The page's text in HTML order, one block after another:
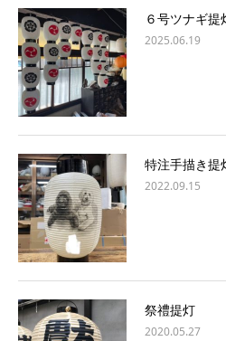
６号ツナギ提
2025.06.19
特注手描き提
2022.09.15
祭禮提灯
2020.05.27